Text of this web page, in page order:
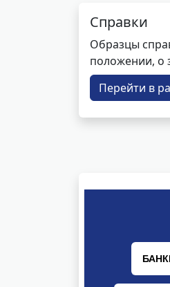
Справки
Образцы
положении, о
Перейти в